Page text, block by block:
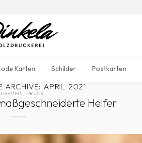
Karten Schilder Postkarten
ARCHIVE:APRIL 2021
, DRUCK
Helfer